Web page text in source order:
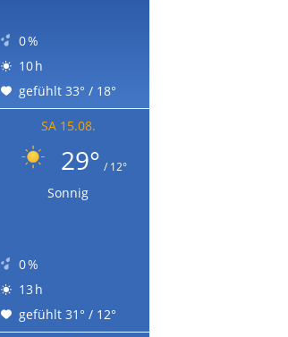
0 %
10 h
gefühlt 33° / 18°
SA 15.08.
29° / 12°
Sonnig
0 %
13 h
gefühlt 31° / 12°